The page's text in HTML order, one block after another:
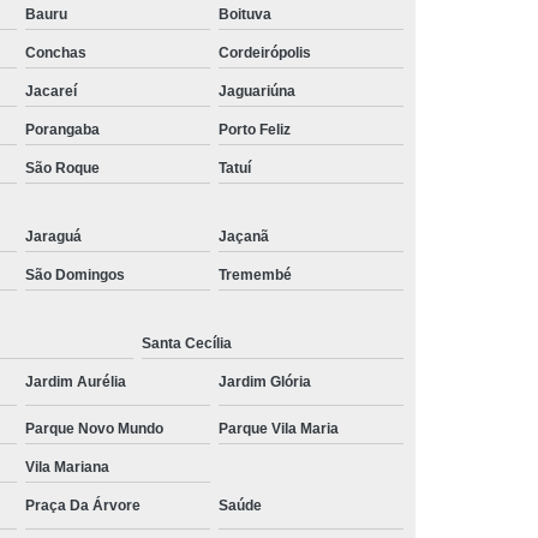
Social
Tratamentos para Medo
Tratamento para Insônia Grave
Tratamento para Insônia Terminal
para Bipolaridade
Bipolar
Tratamento de Transtorno Bipolar
Tratamento para Depressão Bipolar
Tratamento para Transtorno Bipolar
Bipolar Interior de São Paulo
Bipolar São Paulo
Bauru Boituva
Conchas Cordeirópolis
Jacareí Jaguariúna
Porangaba Porto Feliz
São Roque Tatuí
Jaraguá Jaçanã
São Domingos Tremembé
Santa Cecília
Jardim Aurélia Jardim Glória
Parque Novo Mundo Parque Vila Maria
Vila Mariana
Praça Da Árvore Saúde